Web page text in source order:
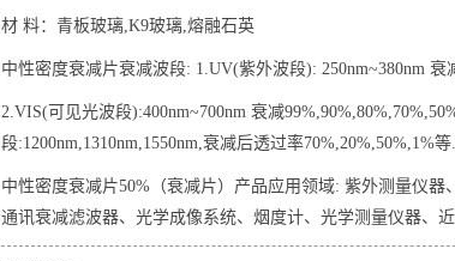
材 料：青板玻璃,K9玻璃,熔融石英
中性密度衰减片衰减波段: 1.UV(紫外波段): 250nm~380nm 衰
2.VIS(可见光波段):400nm~700nm 衰减
段:1200nm,1310nm,1550nm,衰减后透过率70%,20%,50%,1%
中性密度衰减片50%（衰减片）产品应用领域: 紫外测量仪
通讯衰减滤波器、光学成像系统、烟度计、光学测量仪器、